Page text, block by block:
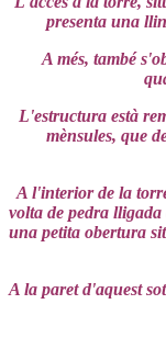
presenta una
A més, també
L'estructura està
mènsules, que
A l'interior de la
volta de pedra
una petita obertura
A la paret d'aquest